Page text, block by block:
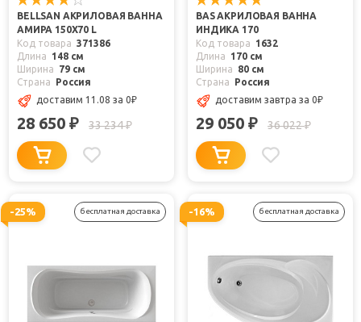
BELLSAN АКРИЛОВАЯ ВАННА
АМИРА 150X70 L
Код товара 371386
Длина
148 см
Ширина
79 см
Страна
Россия
доставим 11.08 за 0₽
28 650 ₽ 33 234₽
BAS АКРИЛОВАЯ ВАННА
ИНДИКА 170
Код товара
1632
Длина
170 см
Ширина
80 см
Страна
Россия
доставим завтра за 0₽
29 050 ₽ 36 022₽
-25% бесплатная доставка -16% бесплатная доставка